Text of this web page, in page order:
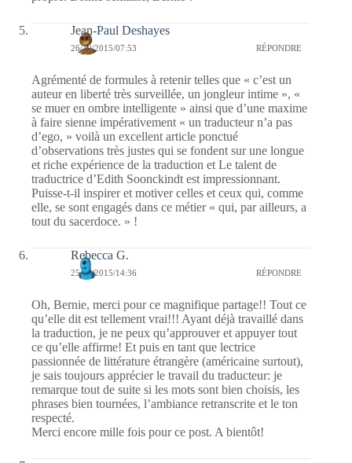
Jean-Paul Deshayes
26/10/2015/07:53 RÉPONDRE
Agrémenté de formules à retenir telles que « c’est un
auteur en liberté très surveillée, un jongleur intime », «
se muer en ombre intelligente » ainsi que d’une maxime
à faire sienne impérativement « un traducteur n’a pas
d’ego, » voilà un excellent article ponctué
d’observations très justes qui se fondent sur une longue
et riche expérience de la traduction et Le talent de
traductrice d’Edith Soonckindt est impressionnant.
Puisse-t-il inspirer et motiver celles et ceux qui, comme
elle, se sont engagés dans ce métier « qui, par ailleurs, a
tout du sacerdoce. » !
Rebecca G.
25/10/2015/14:36 RÉPONDRE
Oh, Bernie, merci pour ce magnifique partage!! Tout ce
qu’elle dit est tellement vrai!!! Ayant déjà travaillé dans
la traduction, je ne peux qu’approuver et appuyer tout
ce qu’elle affirme! Et puis en tant que lectrice
passionnée de littérature étrangère (américaine surtout),
je sais toujours apprécier le travail du traducteur: je
remarque tout de suite si les mots sont bien choisis, les
phrases bien tournées, l’ambiance retranscrite et le ton
respecté.
Merci encore mille fois pour ce post. A bientôt!